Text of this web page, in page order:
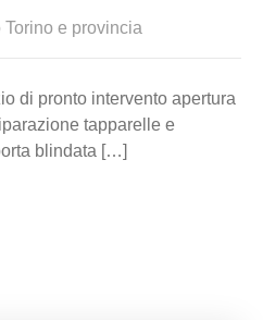
Torino e provincia
di pronto intervento apertura
tapparelle e
blindata […]